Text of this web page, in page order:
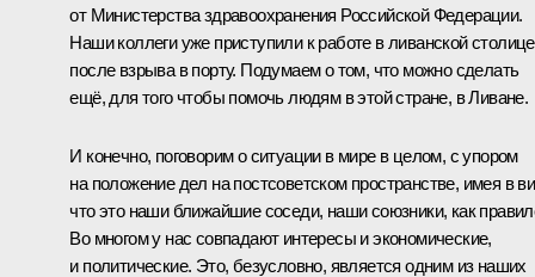
от Министерства здравоохранения Российской Федерации.
Наши коллеги уже приступили к работе в ливанской столице
после взрыва в порту. Подумаем о том, что можно сделать
ещё, для того чтобы помочь людям в этой стране, в Ливане.
И конечно, поговорим о ситуации в мире в целом, с упором
на положение дел на постсоветском пространстве, имея в
что это наши ближайшие соседи, наши союзники, как
Во многом у нас совпадают интересы и экономические,
и политические. Это, безусловно, является одним из наших